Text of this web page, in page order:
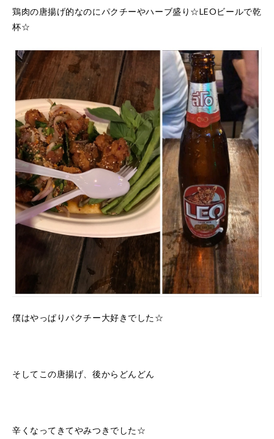
鶏肉の唐揚げ的なのにパクチーやハーブ盛り☆LEOビールで乾
杯☆
僕はやっぱりパクチー大好きでした☆
そしてこの唐揚げ、後からどんどん
辛くなってきてやみつきでした☆